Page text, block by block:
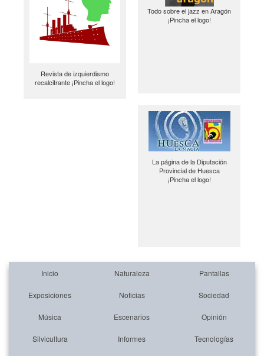
Revista de izquierdismo
recalcitrante ¡Pincha el logo!
Todo sobre el jazz en Aragón
¡Pincha el logo!
La página de la Diputación
Provincial de Huesca
¡Pincha el logo!
Inicio Naturaleza Pantallas
Exposiciones Noticias Sociedad
Música Escenarios Opinión
Silvicultura Informes Tecnologías